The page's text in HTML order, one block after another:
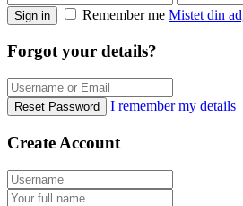
Sign in Remember me Mistet din
Forgot your details?
Reset Password I remember my details
Create Account